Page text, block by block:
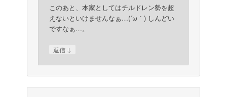
このあと、本家としてはチルドレン勢を超
えないといけませんなぁ…(´ω｀) しんどい
ですなぁ…。
返信 ↓